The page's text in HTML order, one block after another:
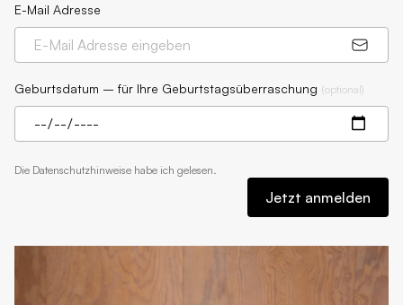
E-Mail Adresse
Geburtsdatum – für Ihre Geburtstagsüberraschung (optional)
Die Datenschutzhinweise habe ich gelesen.
Jetzt anmelden